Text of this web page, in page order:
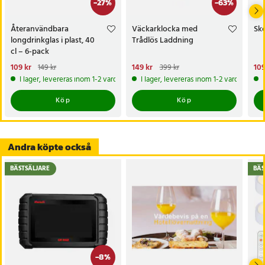
Siemens Gigaset SL610H, SL400, SL78, SL780, SL785
Siemens Gigaset SL350H, SL450H, SL750H
OpenStage SL4, SL4 professional, OpenScape SL5 professional
Unify WL3, OpenStage SL5
COMfortel M-520, M-710
Artikelnummer:115347
-27%
Återanvändbara
longdrinkglas i plast, 40
cl – 6-pack
Nuvarande pris
109 krTidigare pris:149 kr
109 kr 149 kr
I lager, levereras inom 1-2 vardagar
Köp
-63%
Väckarklocka med
Trådlös Laddning
Nuvarande pris
149 krTidigare pris:399 kr
149 kr 399 kr
I lager, levereras inom 1-2 vardagar
Köp
Andra köpte också
-8%
BÄSTSÄLJARE